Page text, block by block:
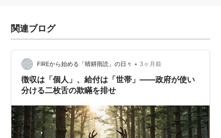
協力行動を取ると、二人が協力行動をとった場合より
も、望ましくない結果が生じる状態。
ある強盗事件の容疑で２人の男が逮捕された。
別々に収監されている彼らに、取り調べ担当官は
「相手より先に自白すれば釈放する。両方が自白
した場合は、２人とも30年の刑にする。もし君が
関連ブログ
FIREから始める「晴耕雨読」の日々 • 3ヶ月前
徴収は「個人」、給付は「世帯」――政府が使い
分ける二枚舌の欺瞞を排せ